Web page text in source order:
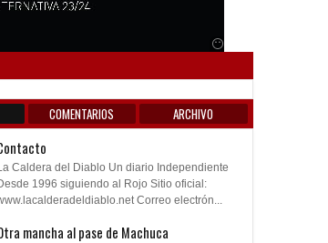
COMENTARIOS ARCHIVO
Caldera del Diablo Un diario Independiente
1996 siguiendo al Rojo Sitio oficial:
Correo electrón...
mancha al pase de Machuca